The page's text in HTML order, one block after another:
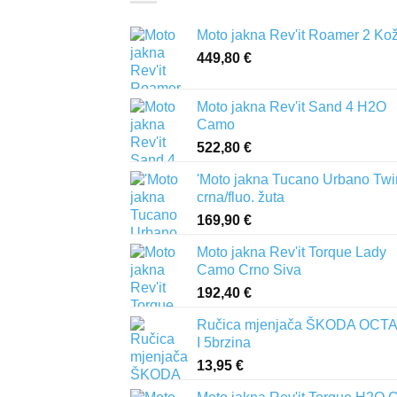
Moto jakna Rev'it Roamer 2
449,80 €
Moto jakna Rev'it Sand 4 H2O
Camo
522,80 €
'Moto jakna Tucano Urbano
crna/fluo. žuta
169,90 €
Moto jakna Rev'it Torque Lady
Camo Crno Siva
192,40 €
Ručica mjenjača ŠKODA
I 5brzina
13,95 €